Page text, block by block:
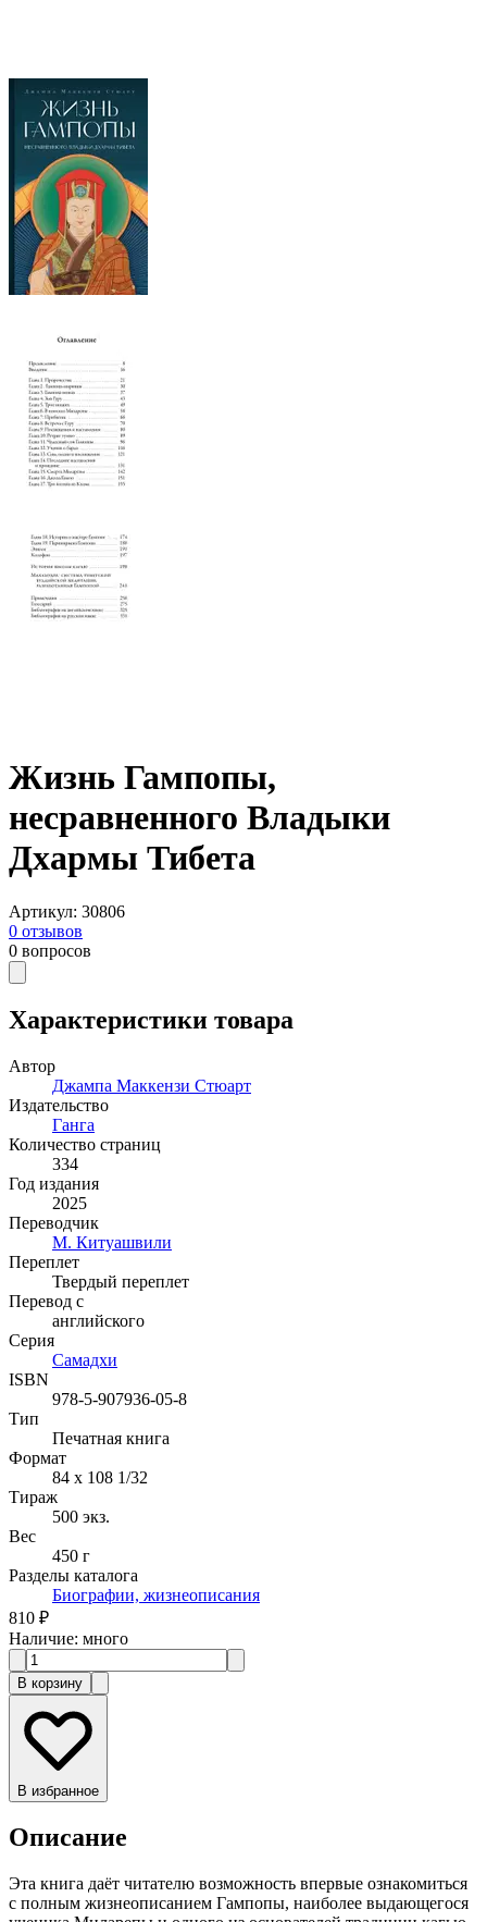
Жизнь Гампопы,
несравненного Владыки
Дхармы Тибета
Артикул: 30806
0 отзывов
0 вопросов
Характеристики товара
Автор
Джампа Маккензи Стюарт
Издательство
Ганга
Количество страниц
334
Год издания
2025
Переводчик
М. Китуашвили
Переплет
Твердый переплет
Перевод с
английского
Серия
Самадхи
ISBN
978-5-907936-05-8
Тип
Печатная книга
Формат
84 x 108 1/32
Тираж
500 экз.
Вес
450 г
Разделы каталога
Биографии, жизнеописания
810 ₽
Наличие: много
В корзину
В избранное
Описание
Эта книга даёт читателю возможность впервые ознакомиться
с полным жизнеописанием Гампопы, наиболее выдающегося